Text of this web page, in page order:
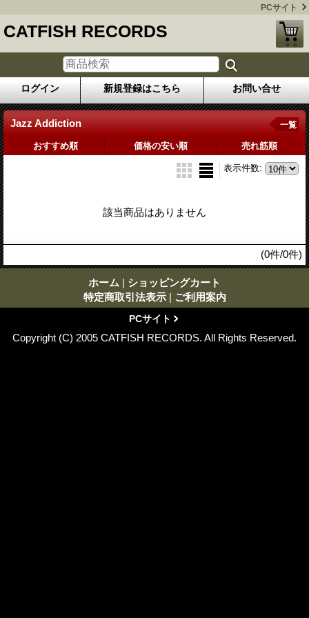
PCサイト
CATFISH RECORDS
ログイン 新規登録はこちら お問い合せ
Jazz Addiction 一覧
おすすめ順 価格の安い順 売れ筋順
表示件数:
該当商品はありません
(0件/0件)
ホーム | ショッピングカート
特定商取引法表示 | ご利用案内
PCサイト
Copyright (C) 2005 CATFISH RECORDS. All Rights Reserved.